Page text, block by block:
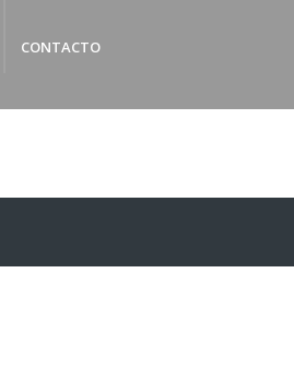
CONTACTO